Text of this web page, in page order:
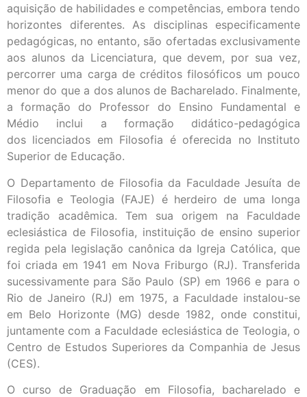
aquisição de habilidades e competências, embora tendo
horizontes diferentes. As disciplinas especificamente
pedagógicas, no entanto, são ofertadas exclusivamente
aos alunos da Licenciatura, que devem, por sua vez,
percorrer uma carga de créditos filosóficos um pouco
menor do que a dos alunos de Bacharelado. Finalmente,
a formação do Professor do Ensino Fundamental e
Médio inclui a formação didático-pedagógica
dos licenciados em Filosofia é oferecida no Instituto
Superior de Educação.
O Departamento de Filosofia da Faculdade Jesuíta de
Filosofia e Teologia (FAJE) é herdeiro de uma longa
tradição acadêmica. Tem sua origem na Faculdade
eclesiástica de Filosofia, instituição de ensino superior
regida pela legislação canônica da Igreja Católica, que
foi criada em 1941 em Nova Friburgo (RJ). Transferida
sucessivamente para São Paulo (SP) em 1966 e para o
Rio de Janeiro (RJ) em 1975, a Faculdade instalou-se
em Belo Horizonte (MG) desde 1982, onde constitui,
juntamente com a Faculdade eclesiástica de Teologia, o
Centro de Estudos Superiores da Companhia de Jesus
(CES).
O curso de Graduação em Filosofia, bacharelado e